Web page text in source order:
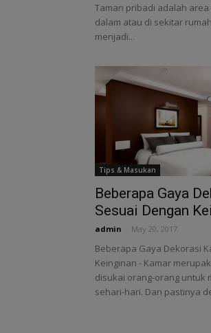
Taman pribadi adalah
dalam atau di sekitar
menjadi...
Tips & Masukan
Beberapa Gaya
Sesuai Dengan
admin May 20, 2017
Beberapa Gaya Dekorasi
Keinginan - Kamar
disukai orang-orang untuk
sehari-hari. Dan pastinya